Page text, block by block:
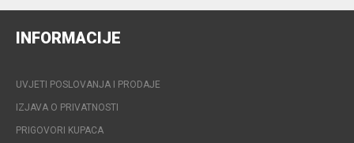
INFORMACIJE
UVJETI POSLOVANJA I PRODAJE
IZJAVA O PRIVATNOSTI
PRIGOVORI KUPACA